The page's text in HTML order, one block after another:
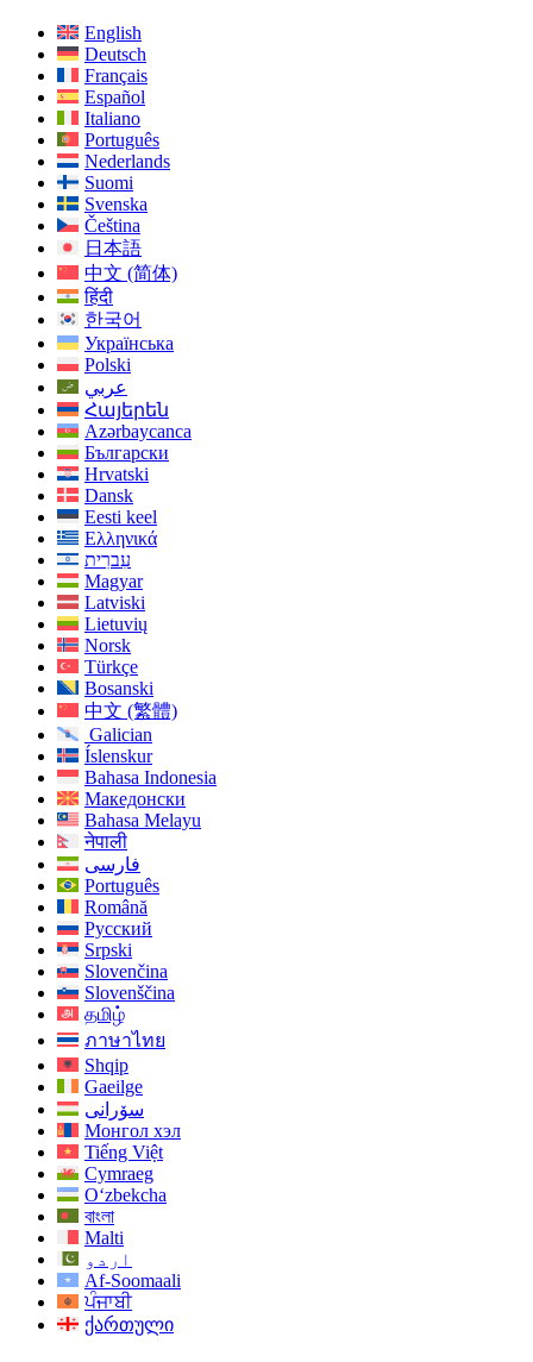
English
Deutsch
Français
Español
Italiano
Português
Nederlands
Suomi
Svenska
Čeština
日本語
中文 (简体)
हिंदी
한국어
Українська
Polski
عربي
Հայերեն
Azərbaycanca
Български
Hrvatski
Dansk
Eesti keel
Ελληνικά
עִברִית
Magyar
Latviski
Lietuvių
Norsk
Türkçe
Bosanski
中文 (繁體)
Galician
Íslenskur
Bahasa Indonesia
Македонски
Bahasa Melayu
नेपाली
فارسی
Português
Română
Русский
Srpski
Slovenčina
Slovenščina
தமிழ்
ภาษาไทย
Shqip
Gaeilge
سۆرانی
Монгол хэл
Tiếng Việt
Cymraeg
O‘zbekcha
বাংলা
Malti
اردو
Af-Soomaali
ਪੰਜਾਬੀ
ქართული